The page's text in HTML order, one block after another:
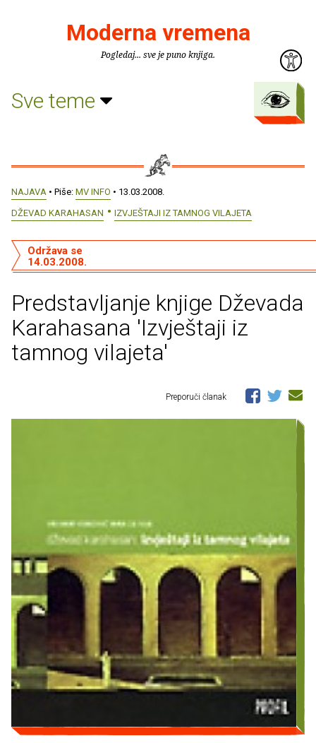
Moderna vremena
Pogledaj... sve je puno knjiga.
Sve teme
NAJAVA • Piše: MV INFO • 13.03.2008.
DŽEVAD KARAHASAN
IZVJEŠTAJI IZ TAMNOG VILAJETA
Predstavljanje knjige Dževada
Karahasana 'Izvještaji iz
tamnog vilajeta'
Održava se
14.03.2008.
Preporuči članak